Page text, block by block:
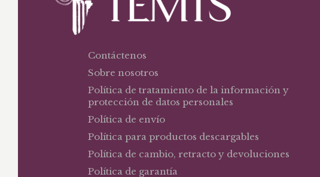
Contáctenos
Sobre nosotros
Política de tratamiento de la información y
protección de datos personales
Política de envío
Política para productos descargables
Política de cambio, retracto y devoluciones
Política de garantía